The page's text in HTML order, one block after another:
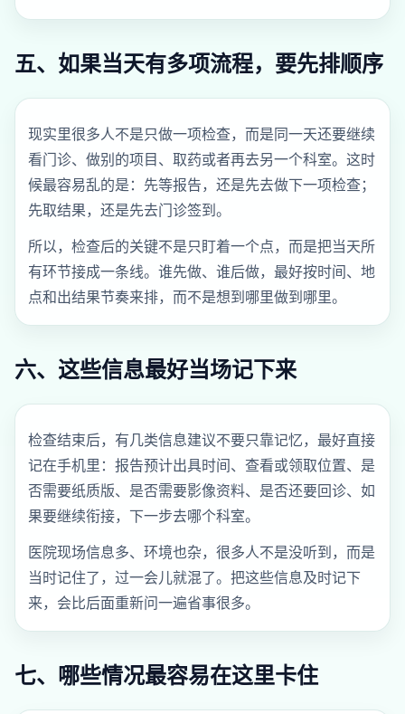
五、如果当天有多项流程，要先排顺序
现实里很多人不是只做一项检查，而是同一天还要继续
看门诊、做别的项目、取药或者再去另一个科室。这时
候最容易乱的是：先等报告，还是先去做下一项检查；
先取结果，还是先去门诊签到。
所以，检查后的关键不是只盯着一个点，而是把当天所
有环节接成一条线。谁先做、谁后做，最好按时间、地
点和出结果节奏来排，而不是想到哪里做到哪里。
六、这些信息最好当场记下来
检查结束后，有几类信息建议不要只靠记忆，最好直接
记在手机里：报告预计出具时间、查看或领取位置、是
否需要纸质版、是否需要影像资料、是否还要回诊、如
果要继续衔接，下一步去哪个科室。
医院现场信息多、环境也杂，很多人不是没听到，而是
当时记住了，过一会儿就混了。把这些信息及时记下
来，会比后面重新问一遍省事很多。
七、哪些情况最容易在这里卡住